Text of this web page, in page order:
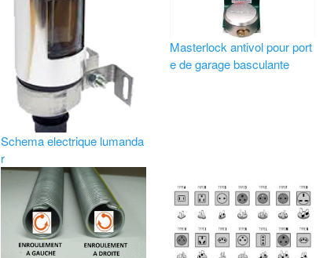
Schema electrique lumanda
r
Masterlock antivol pour port
e de garage basculante